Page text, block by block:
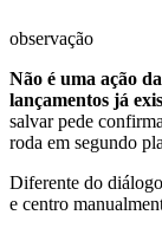
observação
Não é uma ação
lançamentos já
salvar pede
roda em segundo
Diferente do diálogo
e centro